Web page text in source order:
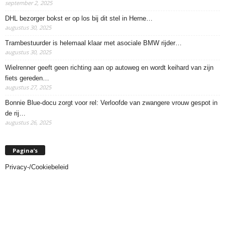
september 2, 2025
DHL bezorger bokst er op los bij dit stel in Herne…
augustus 30, 2025
Trambestuurder is helemaal klaar met asociale BMW rijder…
augustus 30, 2025
Wielrenner geeft geen richting aan op autoweg en wordt keihard van zijn
fiets gereden…
augustus 27, 2025
Bonnie Blue-docu zorgt voor rel: Verloofde van zwangere vrouw gespot in
de rij…
augustus 26, 2025
Pagina’s
Privacy-/Cookiebeleid